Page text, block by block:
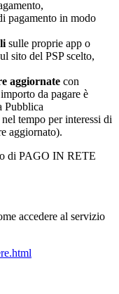
pagamento in modo
sulle proprie app o
sito del PSP scelto,
aggiornate con
da pagare è
Pubblica
tempo per interessi di
aggiornato).
di PAGO IN RETE
accedere al servizio